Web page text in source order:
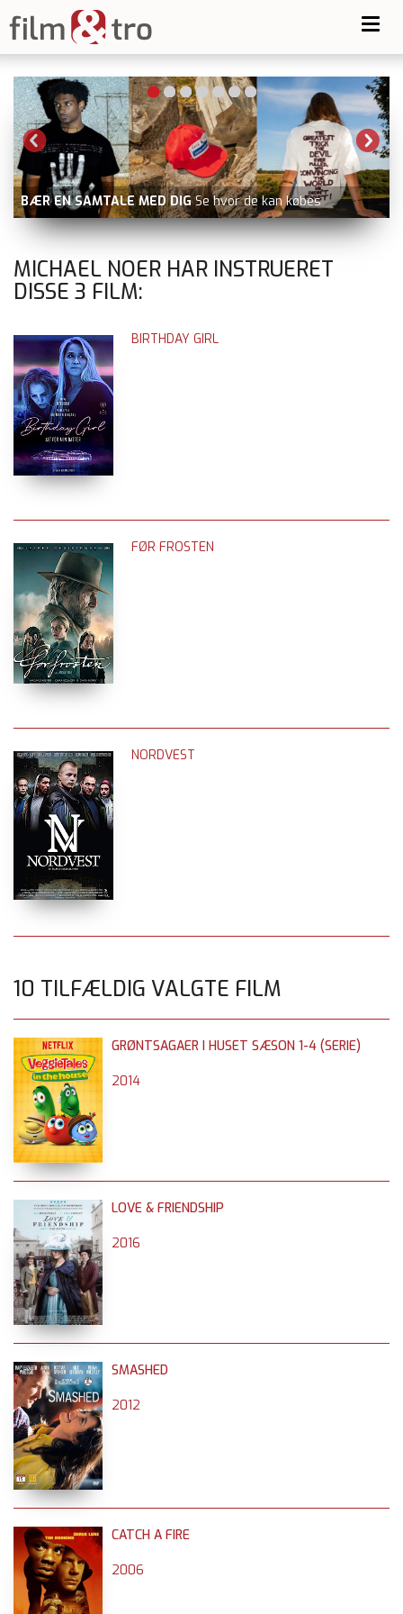
BÆR EN SAMTALE MED DIG Se hvor de kan købes
MICHAEL NOER HAR INSTRUERET
DISSE 3 FILM:
BIRTHDAY GIRL
FØR FROSTEN
NORDVEST
10 TILFÆLDIG VALGTE FILM
GRØNTSAGAER I HUSET SÆSON 1-4 (SERIE)
2014
LOVE & FRIENDSHIP
2016
SMASHED
2012
CATCH A FIRE
2006